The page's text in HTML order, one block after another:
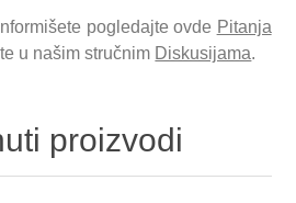
pogledajte ovde Pitanja
u našim stručnim Diskusijama.
proizvodi